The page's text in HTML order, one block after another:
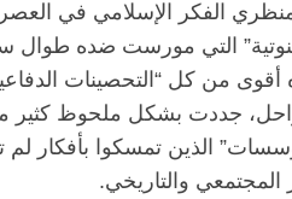
الفكر الإسلامي في
جددت بشكل ملحوظ كثير
الذين تمسكوا بأفكار
المجتمعي والتاريخي.